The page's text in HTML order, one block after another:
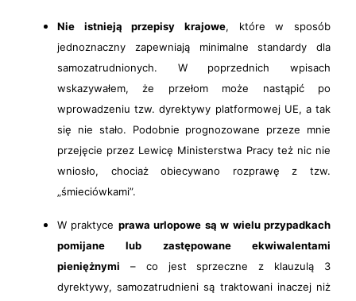
Nie istnieją przepisy krajowe, które w sposób
jednoznaczny zapewniają minimalne standardy dla
samozatrudnionych. W poprzednich wpisach
wskazywałem, że przełom może nastąpić po
wprowadzeniu tzw. dyrektywy platformowej UE, a tak
się nie stało. Podobnie prognozowane przeze mnie
przejęcie przez Lewicę Ministerstwa Pracy też nic nie
wniosło, chociaż obiecywano rozprawę z tzw.
„śmieciówkami”.
W praktyce prawa urlopowe są w wielu przypadkach
pomijane lub zastępowane ekwiwalentami
pieniężnymi – co jest sprzeczne z klauzulą 3
dyrektywy, samozatrudnieni są traktowani inaczej niż